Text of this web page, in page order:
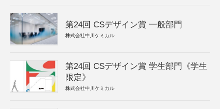
第24回 CSデザイン賞 一般部門
株式会社中川ケミカル
第24回 CSデザイン賞 学生部門《学生
限定》
株式会社中川ケミカル